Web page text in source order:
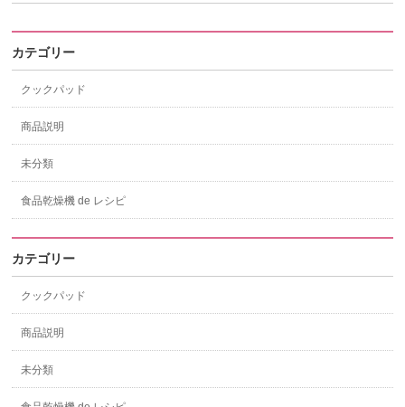
カテゴリー
クックパッド
商品説明
未分類
食品乾燥機 de レシピ
カテゴリー
クックパッド
商品説明
未分類